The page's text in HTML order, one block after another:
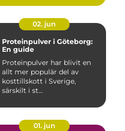
02. jun
Proteinpulver i Göteborg:
En guide
Proteinpulver har blivit en
allt mer populär del av
kosttillskott i Sverige,
särskilt i st...
01. jun